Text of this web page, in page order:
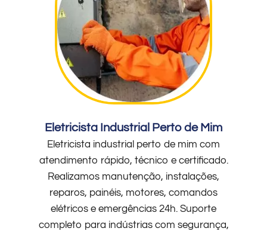
Eletricista Industrial Perto de Mim
Eletricista industrial perto de mim com
atendimento rápido, técnico e certificado.
Realizamos manutenção, instalações,
reparos, painéis, motores, comandos
elétricos e emergências 24h. Suporte
completo para indústrias com segurança,